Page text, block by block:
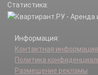
Статистика:
Информация:
Контактная информация
Политика
Размещение рекламы